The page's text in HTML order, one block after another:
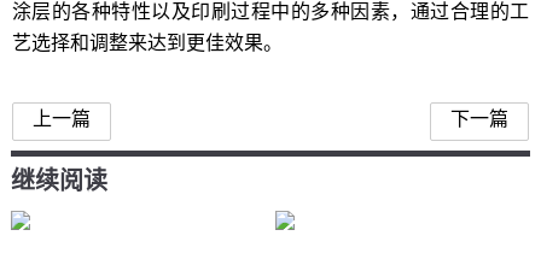
涂层的各种特性以及印刷过程中的多种因素，通过合理的工
艺选择和调整来达到更佳效果。
上一篇 下一篇
继续阅读